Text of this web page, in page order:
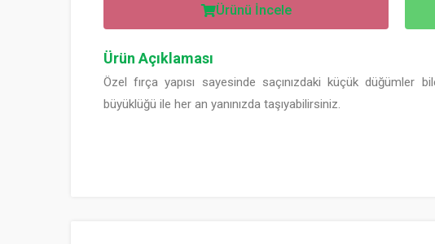
Ürünü İncele
Ürün Açıklaması
Özel fırça yapısı sayesinde saçınızdaki küçük düğümler
büyüklüğü ile her an yanınızda taşıyabilirsiniz.